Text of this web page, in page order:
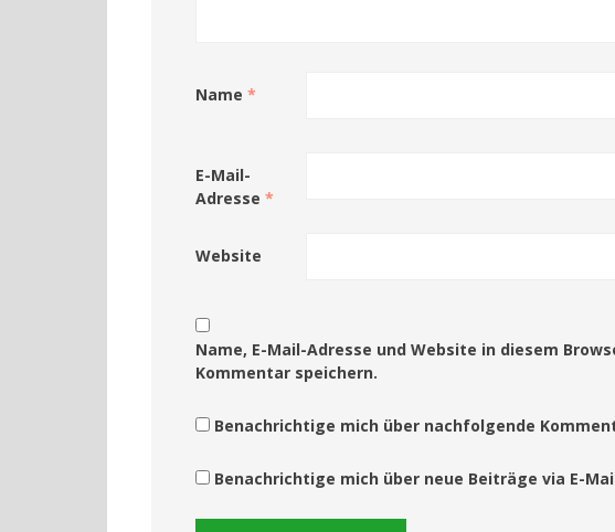
Name *
E-Mail-
Adresse *
Website
Name, E-Mail-Adresse und Website in diesem
Kommentar speichern.
Benachrichtige mich über nachfolgende
Benachrichtige mich über neue Beiträge via E-